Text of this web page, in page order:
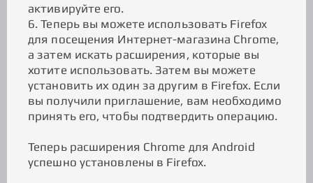
активируйте его.
6. Теперь вы можете использовать Firefox
для посещения Интернет-магазина Chrome,
а затем искать расширения, которые вы
хотите использовать. Затем вы можете
установить их один за другим в Firefox. Если
вы получили приглашение, вам необходимо
принять его, чтобы подтвердить операцию.
Теперь расширения Chrome для Android
успешно установлены в Firefox.